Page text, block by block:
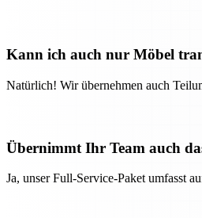
Kann ich auch nur Möbel
Natürlich! Wir übernehmen auch
Übernimmt Ihr Team auch
Ja, unser Full-Service-Paket umfasst